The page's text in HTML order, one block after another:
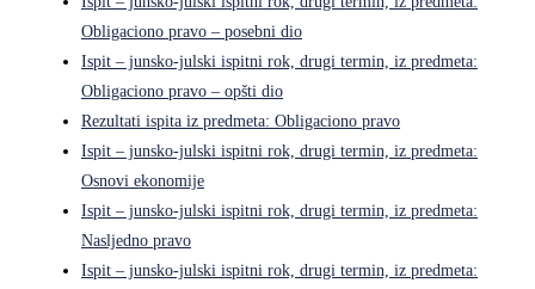
Obligaciono pravo – posebni dio
Ispit – junsko-julski ispitni rok, drugi termin, iz predmeta:
Obligaciono pravo – opšti dio
Rezultati ispita iz predmeta: Obligaciono pravo
Ispit – junsko-julski ispitni rok, drugi termin, iz predmeta:
Osnovi ekonomije
Ispit – junsko-julski ispitni rok, drugi termin, iz predmeta:
Nasljedno pravo
Ispit – junsko-julski ispitni rok, drugi termin, iz predmeta: